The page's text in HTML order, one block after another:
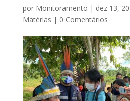
por Monitoramento | dez 13,
Matérias | 0 Comentários